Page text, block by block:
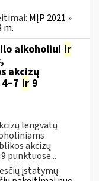
MĮP 2021 »
m.
alkoholiui ir
akcizų
ir 9
lengvatų
akcizų
punktuose...
įstatymų